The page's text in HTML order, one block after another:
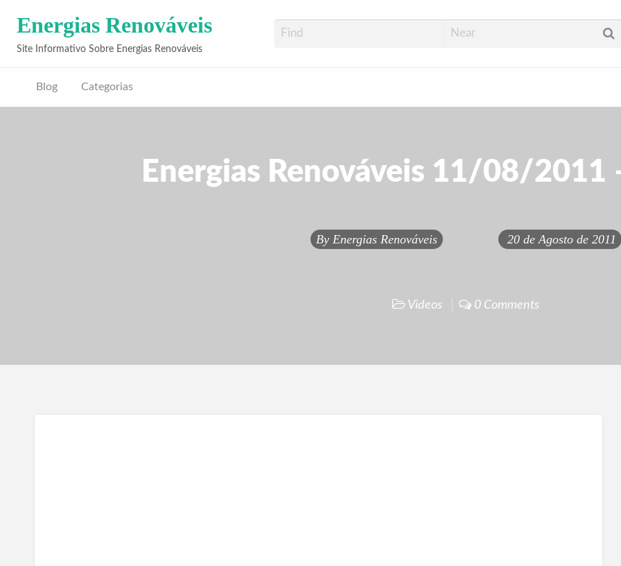
Energias Renováveis
Site Informativo Sobre Energias Renováveis
Blog Categorias
Energias Renováveis 11/08/2011
By Energias Renováveis 20 de Agosto de 2011
Videos 0 Comments